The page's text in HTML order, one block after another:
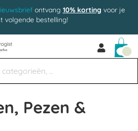
ontvang 10% korting voor je
volgende bestelling!
Pezen &